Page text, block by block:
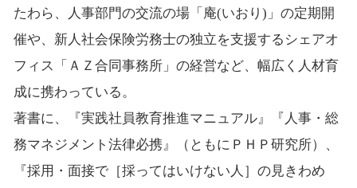
たわら、人事部門の交流の場「庵(いおり)」の定期開
催や、新人社会保険労務士の独立を支援するシェアオ
フィス「ＡＺ合同事務所」の経営など、幅広く人材育
成に携わっている。
著書に、『実践社員教育推進マニュアル』『人事・総
務マネジメント法律必携』（ともにＰＨＰ研究所）、
『採用・面接で［採ってはいけない人］の見きわめ